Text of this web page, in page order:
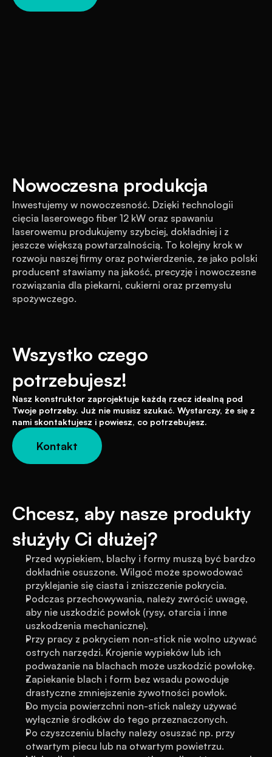
Nowoczesna produkcja
Inwestujemy w nowoczesność. Dzięki technologii
cięcia laserowego fiber 12 kW oraz spawaniu
laserowemu produkujemy szybciej, dokładniej i z
jeszcze większą powtarzalnością. To kolejny krok w
rozwoju naszej firmy oraz potwierdzenie, że jako polski
producent stawiamy na jakość, precyzję i nowoczesne
rozwiązania dla piekarni, cukierni oraz przemysłu
spożywczego.
Wszystko czego
potrzebujesz!
Nasz konstruktor zaprojektuje każdą rzecz idealną pod
Twoje potrzeby. Już nie musisz szukać. Wystarczy, że się z
nami skontaktujesz i powiesz, co potrzebujesz.
Kontakt
Chcesz, aby nasze produkty
służyły Ci dłużej?
Przed wypiekiem, blachy i formy muszą być bardzo
dokładnie osuszone. Wilgoć może spowodować
przyklejanie się ciasta i zniszczenie pokrycia.
Podczas przechowywania, należy zwrócić uwagę,
aby nie uszkodzić powłok (rysy, otarcia i inne
uszkodzenia mechaniczne).
Przy pracy z pokryciem non-stick nie wolno używać
ostrych narzędzi. Krojenie wypieków lub ich
podważanie na blachach może uszkodzić powłokę.
Zapiekanie blach i form bez wsadu powoduje
drastyczne zmniejszenie żywotności powłok.
Do mycia powierzchni non-stick należy używać
wyłącznie środków do tego przeznaczonych.
Po czyszczeniu blachy należy osuszać np. przy
otwartym piecu lub na otwartym powietrzu.